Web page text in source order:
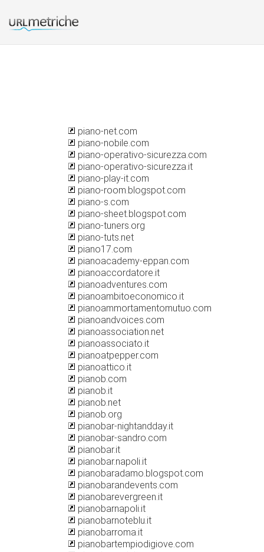
piano-net.com
piano-nobile.com
piano-operativo-sicurezza.com
piano-operativo-sicurezza.it
piano-play-it.com
piano-room.blogspot.com
piano-s.com
piano-sheet.blogspot.com
piano-tuners.org
piano-tuts.net
piano17.com
pianoacademy-eppan.com
pianoaccordatore.it
pianoadventures.com
pianoambitoeconomico.it
pianoammortamentomutuo.com
pianoandvoices.com
pianoassociation.net
pianoassociato.it
pianoatpepper.com
pianoattico.it
pianob.com
pianob.it
pianob.net
pianob.org
pianobar-nightandday.it
pianobar-sandro.com
pianobar.it
pianobar.napoli.it
pianobaradamo.blogspot.com
pianobarandevents.com
pianobarevergreen.it
pianobarnapoli.it
pianobarnoteblu.it
pianobarroma.it
pianobartempiodigiove.com